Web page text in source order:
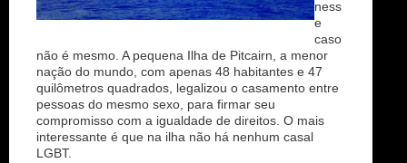
ness
e
caso
não é mesmo. A pequena Ilha de Pitcairn, a menor
nação do mundo, com apenas 48 habitantes e 47
quilômetros quadrados, legalizou o casamento entre
pessoas do mesmo sexo, para firmar seu
compromisso com a igualdade de direitos. O mais
interessante é que na ilha não há nenhum casal
LGBT.